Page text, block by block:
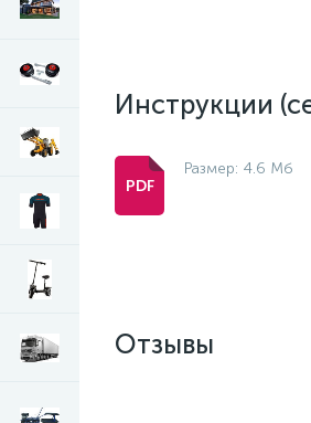
Инструкции
Размер: 4.6 Мб
Отзывы